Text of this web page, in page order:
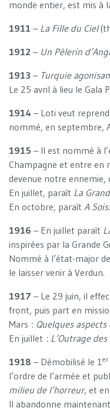
monde entier, est mis à
1911 – La Fille du Ciel
1912 – Un Pèlerin
1913 – Turquie
Le 25 avril à lieu le Gala
1914 – Loti veut
nommé, en septembre,
1915 – Il est nommé à
Champagne et entre en
devenue notre ennemie,
En juillet, paraît La
En octobre, paraît A
1916 – En juillet paraît
inspirées par la Grande
Nommé à l’état-major
le laisser venir à Verdun.
1917 – Le 29 juin, il
front, puis part en
Mars : Quelques
En juillet : L’Outrage
1918 – Démobilisé le 1er
l’ordre de l’armée et
milieu de l’horreur, et
Il abandonne